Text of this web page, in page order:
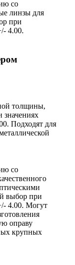
со
линзы для
при
4.00.
толщины,
Подходят для
со
выбор при
4.00. Могут
оправу
крупных